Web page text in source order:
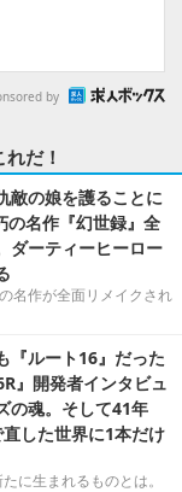
by
だ！
敵の娘を護ることに
名作『幻世録』全
ダーティーヒーロー
名作が全面リメイクされ
『ルート16』だった
』開発者インタビュ
の魂。そして41年
した世界に1本だけ
に生まれるものとは。